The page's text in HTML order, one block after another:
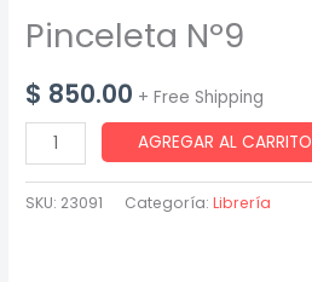
Pinceleta Nº9
$ 850.00 + Free Shipping
Pinceleta
Nº9
cantidad
AGREGAR AL CARRITO
SKU: 23091 Categoría:Librería